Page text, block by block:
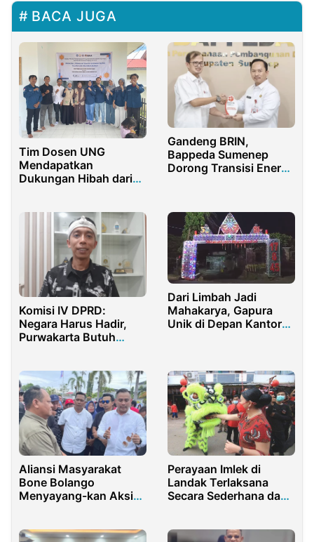
BACA JUGA
Tim Dosen UNG
Mendapatkan
Dukungan Hibah dari
Literasi Interaktif di
Rumah Pintar Tanjung
Gandeng BRIN,
Bappeda Sumenep
Dorong Transisi Energi
Komisi IV DPRD:
Negara Harus Hadir,
Purwakarta Butuh
Dari Limbah Jadi
Mahakarya, Gapura
Unik di Depan Kantor
Aliansi Masyarakat
Bone Bolango
Menyayang-kan Aksi
Perayaan Imlek di
Landak Terlaksana
Secara Sederhana dan